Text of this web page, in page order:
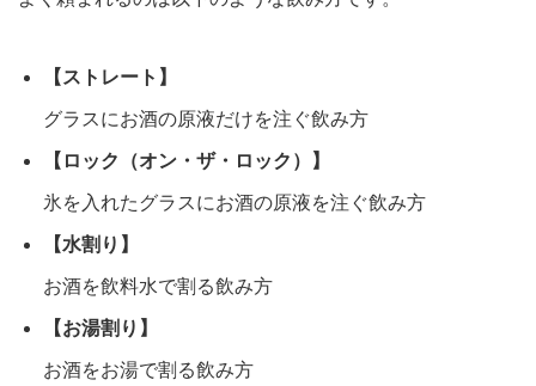
【ストレート】
グラスにお酒の原液だけを注ぐ飲み方
【ロック（オン・ザ・ロック）】
氷を入れたグラスにお酒の原液を注ぐ飲み方
【水割り】
お酒を飲料水で割る飲み方
【お湯割り】
お酒をお湯で割る飲み方